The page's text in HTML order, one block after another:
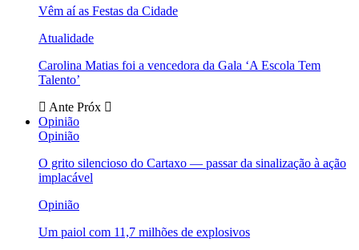
Vêm aí as Festas da Cidade
Atualidade
Carolina Matias foi a vencedora da Gala ‘A Escola Tem
Talento’
Ante Próx
Opinião
Opinião
O grito silencioso do Cartaxo — passar da sinalização à ação
implacável
Opinião
Um paiol com 11,7 milhões de explosivos